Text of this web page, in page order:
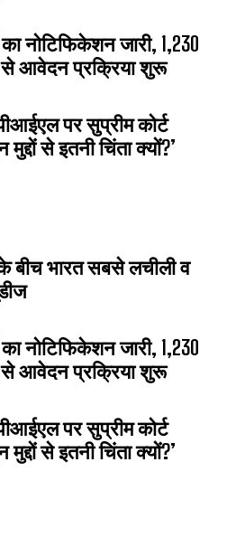
नोटिफिकेशन जारी, 1,230
से आवेदन प्रक्रिया शुरू
पर सुप्रीम कोर्ट
से इतनी चिंता क्यों?’
बीच भारत सबसे लचीली व
नोटिफिकेशन जारी, 1,230
से आवेदन प्रक्रिया शुरू
पर सुप्रीम कोर्ट
से इतनी चिंता क्यों?’